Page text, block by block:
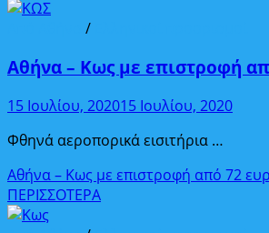
/
Αθήνα – Κως με επιστροφή
15 Ιουλίου, 202015 Ιουλίου, 2020
Φθηνά αεροπορικά εισιτήρια …
Αθήνα – Κως με επιστροφή από 72
ΠΕΡΙΣΣΟΤΕΡΑ